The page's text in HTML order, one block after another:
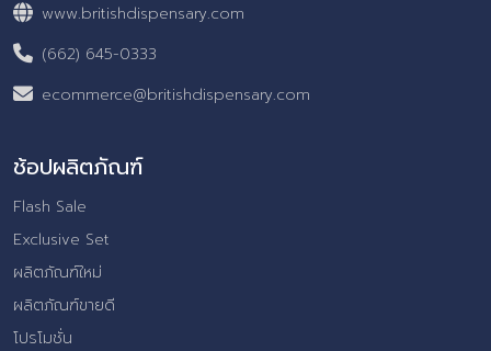
www.britishdispensary.com
(662) 645-0333
ecommerce@britishdispensary.com
ช้อปผลิตภัณฑ์
Flash Sale
Exclusive Set
ผลิตภัณฑ์ใหม่
ผลิตภัณฑ์ขายดี
โปรโมชั่น